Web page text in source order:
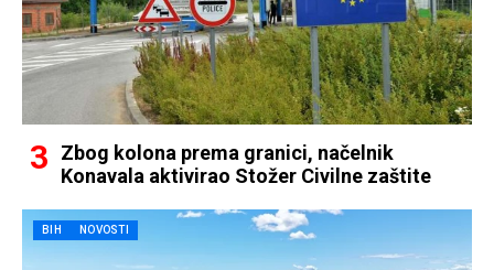
Zbog kolona prema granici, načelnik
Konavala aktivirao Stožer Civilne zaštite
BIH NOVOSTI